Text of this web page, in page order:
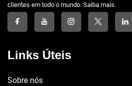
clientes em todo o mundo. Saiba mais.
Links Úteis
Sobre nós